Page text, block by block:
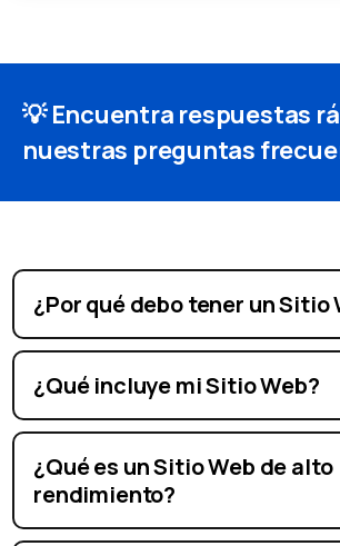
💡 Encuentra respuestas
nuestras preguntas
¿Por qué debo tener un Sitio
¿Qué incluye mi Sitio Web?
¿Qué es un Sitio Web de alto
rendimiento?